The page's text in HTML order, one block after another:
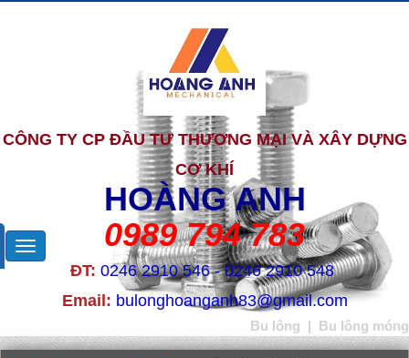
CÔNG TY CP ĐẦU TƯ THƯƠNG MẠI VÀ XÂY DỰNG
CƠ KHÍ
HOÀNG ANH
0989 794 783
ĐT: 0246 2910 546 - 0246 2910 548
Email: bulonghoanganh83@gmail.com
Bu lông | Bu lông móng